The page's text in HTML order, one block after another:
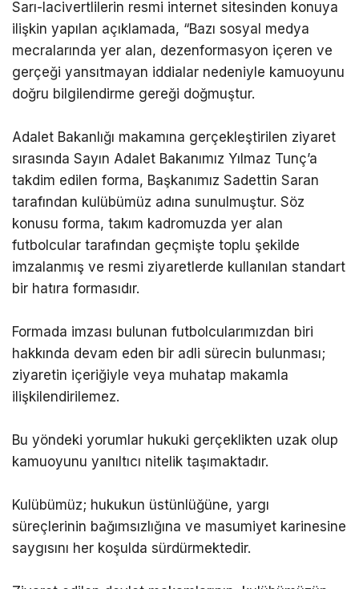
Sarı-lacivertlilerin resmi internet sitesinden konuya
ilişkin yapılan açıklamada, “Bazı sosyal medya
mecralarında yer alan, dezenformasyon içeren ve
gerçeği yansıtmayan iddialar nedeniyle kamuoyunu
doğru bilgilendirme gereği doğmuştur.
Adalet Bakanlığı makamına gerçekleştirilen ziyaret
sırasında Sayın Adalet Bakanımız Yılmaz Tunç’a
takdim edilen forma, Başkanımız Sadettin Saran
tarafından kulübümüz adına sunulmuştur. Söz
konusu forma, takım kadromuzda yer alan
futbolcular tarafından geçmişte toplu şekilde
imzalanmış ve resmi ziyaretlerde kullanılan standart
bir hatıra formasıdır.
Formada imzası bulunan futbolcularımızdan biri
hakkında devam eden bir adli sürecin bulunması;
ziyaretin içeriğiyle veya muhatap makamla
ilişkilendirilemez.
Bu yöndeki yorumlar hukuki gerçeklikten uzak olup
kamuoyunu yanıltıcı nitelik taşımaktadır.
Kulübümüz; hukukun üstünlüğüne, yargı
süreçlerinin bağımsızlığına ve masumiyet karinesine
saygısını her koşulda sürdürmektedir.